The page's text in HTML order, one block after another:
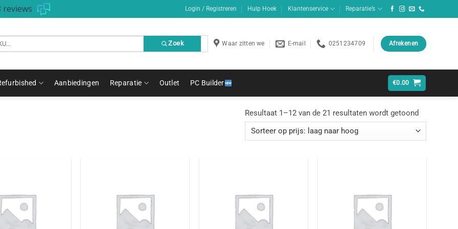
reviews Login / Registreren Hulp Hoek Klantenservice Reparatie’s
Zoek Waar zitten we E-mail 0251234709 Afrekenen
Aanbiedingen Reparatie Outlet PC Builder €0.00
Resultaat 1–12 van de 21 resultaten wordt getoondGesorteerd
op